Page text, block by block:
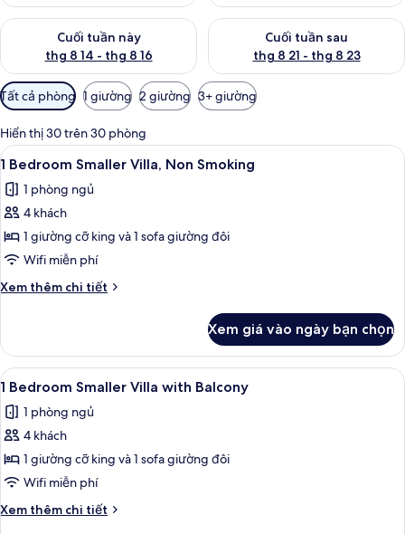
Cuối tuần này
thg 8 14 - thg 8 16
Kiểm tra lượng phòng cuối tuần này từ thg 8 14 - thg 8 16
Cuối tuần sau
thg 8 21 - thg 8 23
Kiểm tra lượng phòng cuối
Bộ
lọc
có
thể
dùng
để
lọc
tìm
phòng
Tất cả phòng 1 giường 2 giường 3+ giường
Hiển thị 30 trên 30 phòng
Xem
tất
cả
ảnh
1
Bedroom
Smaller
Villa,
Smoking
TV màn hình phẳng, đầu đĩa DVD,
7
1 Bedroom Smaller Villa, Non Smoking
1 phòng ngủ
4 khách
1 giường cỡ king và 1 sofa giường đôi
Wifi miễn phí
Xem thêm chi tiết
Chi
1
Bedroom
Smaller
Non
Smoking
Xem giá vào ngày bạn chọn
Xem
tất
cả
ảnh
1
Bedroom
Smaller
Villa
1 Bedroom Smaller Villa with
3
1 Bedroom Smaller Villa with Balcony
1 phòng ngủ
4 khách
1 giường cỡ king và 1 sofa giường đôi
Wifi miễn phí
Xem thêm chi tiết
Chi